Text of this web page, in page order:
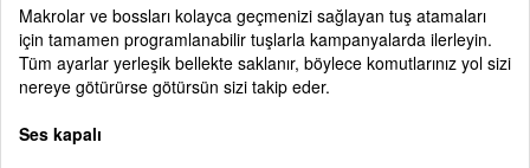
Makrolar ve bossları kolayca geçmenizi sağlayan tuş atamaları
için tamamen programlanabilir tuşlarla kampanyalarda ilerleyin.
Tüm ayarlar yerleşik bellekte saklanır, böylece komutlarınız yol sizi
nereye götürürse götürsün sizi takip eder.
Ses kapalı